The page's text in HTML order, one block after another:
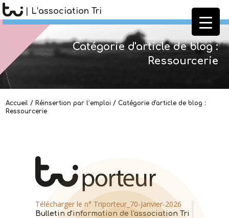
| L’association Tri
Catégorie d'article de blog :
Ressourcerie
Accueil / Réinsertion par l’emploi /Catégorie d'article de blog :
Ressourcerie
Télécharger le n° Triporteur_70-Janvier-2026
Bulletin d'information de l'association Tri